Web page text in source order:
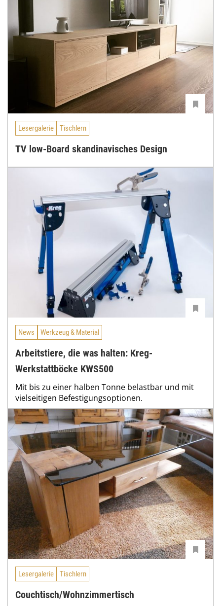
Lesergalerie Tischlern
TV low-Board skandinavisches Design
News Werkzeug & Material
Arbeitstiere, die was halten: Kreg-
Werkstattböcke KWS500
Mit bis zu einer halben Tonne belastbar und mit
vielseitigen Befestigungsoptionen.
Lesergalerie Tischlern
Couchtisch/Wohnzimmertisch